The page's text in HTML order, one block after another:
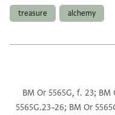
alchemy
treasure
BM Or 5565G, f. 23; BM
5565G.23–26; BM Or